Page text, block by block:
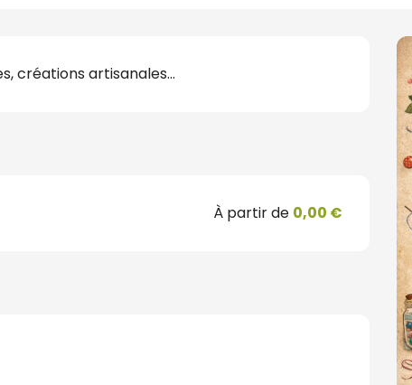
créations artisanales...
À partir de 0,00 €